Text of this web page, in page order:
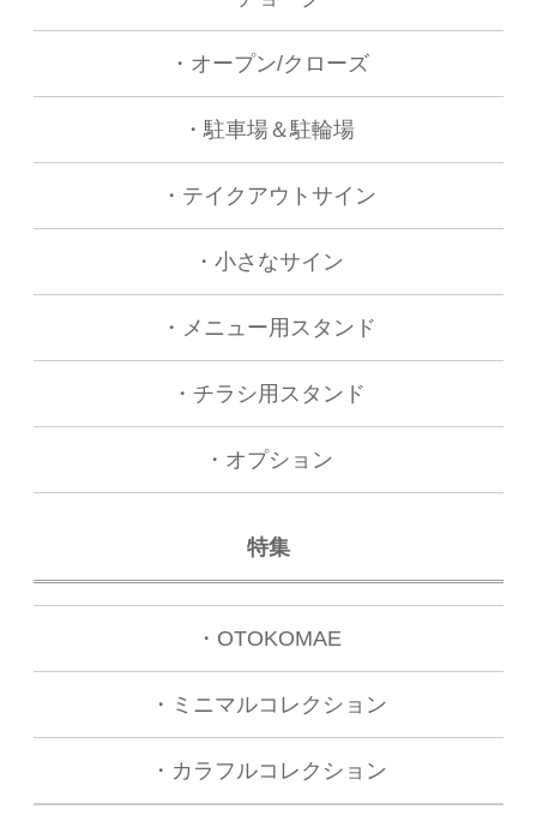
・オープン/クローズ
・駐車場＆駐輪場
・テイクアウトサイン
・小さなサイン
・メニュー用スタンド
・チラシ用スタンド
・オプション
特集
・OTOKOMAE
・ミニマルコレクション
・カラフルコレクション